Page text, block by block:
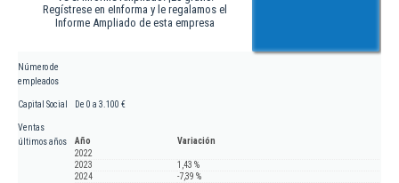
Regístrese en eInforma y le regalamos el
Informe Ampliado de esta empresa
Número de
empleados
Capital Social De 0 a 3.100 €
Ventas
últimos años
Año
Variación
2022
2023
1,43 %
2024
-7,39 %